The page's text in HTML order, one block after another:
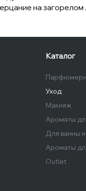
на загорелом
Каталог
Уход
Макияж
Ароматы
Для ванны
Ароматы
Outlet